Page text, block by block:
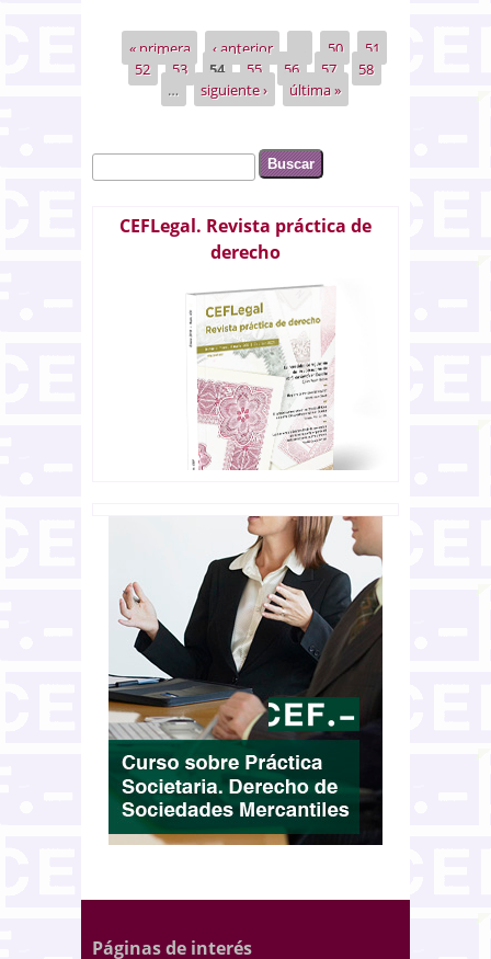
oportunidad en la resolución
extrajudicial de los conflictos
Páginas
« primera ‹ anterior 50
51
52
53 54 55 56 57
58
…
siguiente › última »
Formulario de búsqueda
Buscar
CEFLegal. Revista práctica de
derecho
Páginas de interés